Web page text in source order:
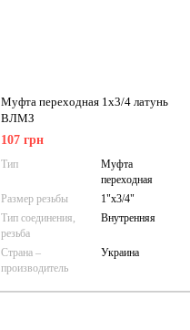
Муфта переходная 1х3/4 латунь
ВЛМЗ
107 грн
Тип
Муфта
переходная
Размер резьбы
1"х3/4"
Тип соединения,
резьба
Внутренняя
Страна –
производитель
Украина